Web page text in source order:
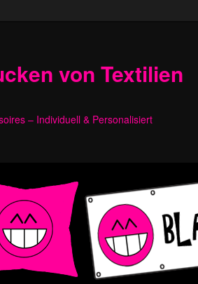
von Textilien
– Individuell & Personalisiert